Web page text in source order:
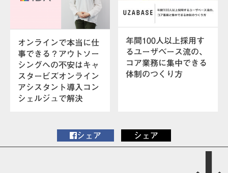
オンラインで本当に仕
事できる？アウトソー
シングへの不安はキャ
スタービズオンライン
アシスタント導入コン
シェルジュで解決
年間100人以上採用す
るユーザベース流の、
コア業務に集中できる
体制のつくり方
シェア シェア